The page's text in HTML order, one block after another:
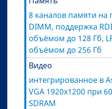
8 каналов памяти на
DIMM, поддержка
объёмом до 128 Гб,
объёмом до 256 Гб
Видео
интегрированное в
VGA 1920x1200 при
SDRAM